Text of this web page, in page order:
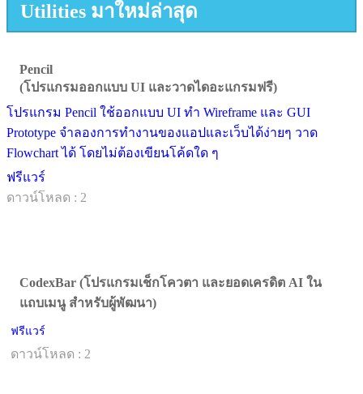
Utilities มาใหม่ล่าสุด
Pencil
(โปรแกรมออกแบบ UI และวาดไดอะแกรมฟรี)
โปรแกรม Pencil ใช้ออกแบบ UI ทำ Wireframe และ GUI
Prototype จำลองการทำงานของแอปและเว็บได้ง่ายๆ วาด
Flowchart ได้ โดยไม่ต้องเขียนโค้ดใด ๆ
ฟรีแวร์
ดาวน์โหลด : 2
CodexBar (โปรแกรมเช็กโควตา และยอดเครดิต AI ใน
แถบเมนู สำหรับผู้พัฒนา)
ฟรีแวร์
ดาวน์โหลด : 2